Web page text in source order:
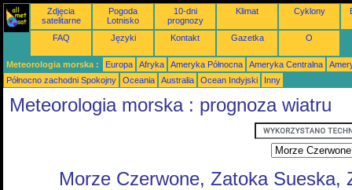
Zdjęcia
satelitarne
Pogoda
Lotnisko
10-dni
prognozy
Klimat Cyklony
FAQ Języki Kontakt Gazetka O
Meteorologia morska : Europa Afryka Ameryka Północna Ameryka Centralna
Północno zachodni Spokojny
Oceania Australia Ocean Indyjski Inny
Meteorologia morska : prognoza wiatru
Morze Czerwone, Zatoka Sueska,